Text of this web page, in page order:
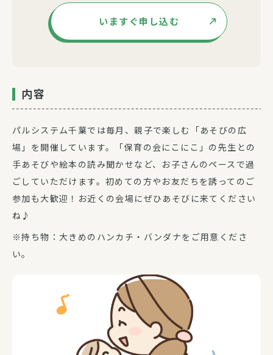
いますぐ申し込む
内容
パルシステム千葉では毎月、親子で楽しむ「あそびの広
場」を開催しています。「保育の会にこにこ」の先生との
手あそびや絵本の読み聞かせなど、お子さんのペースで過
ごしていただけます。初めての方やお友だちを誘ってのご
参加も大歓迎！お近くの会場にぜひあそびに来てください
ね♪
※持ち物：大きめのハンカチ・バンダナをご用意くださ
い。